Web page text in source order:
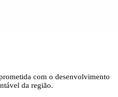
com o desenvolvimento
da região.